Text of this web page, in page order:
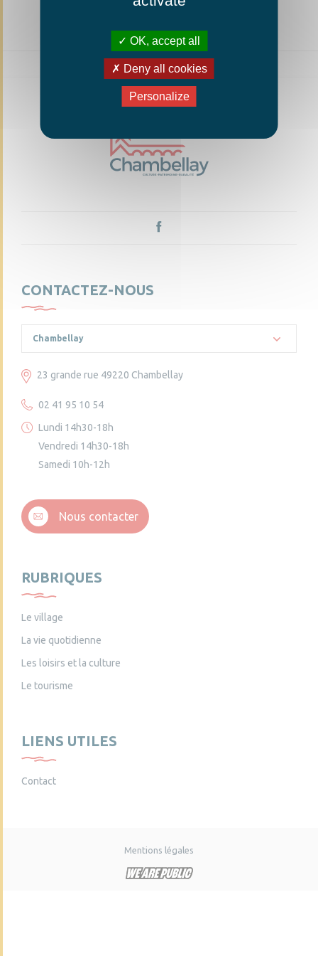
CONTACTEZ-NOUS
Chambellay
23 grande rue 49220 Chambellay
02 41 95 10 54
Lundi 14h30-18h
Vendredi 14h30-18h
Samedi 10h-12h
Nous contacter
RUBRIQUES
Le village
La vie quotidienne
Les loisirs et la culture
Le tourisme
LIENS UTILES
Contact
Mentions légales
OK, accept all
Deny all cookies
Personalize